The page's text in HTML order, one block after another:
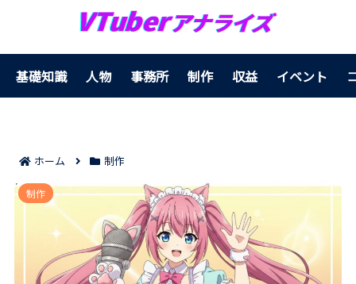
基礎知識 人物 事務所 制作 収益 イベント
ホーム 制作
Vtuberの立ち絵の依頼相場と依頼前に押さえたい5つの
ポイント｜料金帯の目安から追加費用まで不安がスッ
キリ！
制作